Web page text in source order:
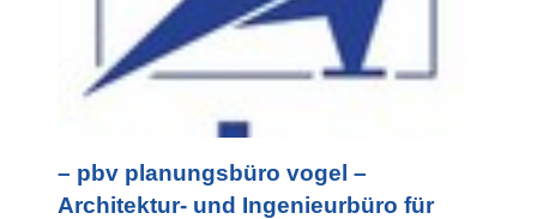
– pbv planungsbüro vogel –
Architektur- und Ingenieurbüro für